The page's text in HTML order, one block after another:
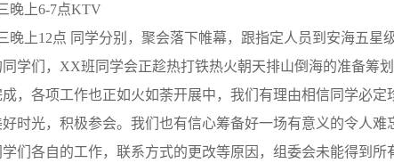
上6-7点KTV
上12点 同学分别，聚会落下帷幕，跟指定人员到安海五星
们，XX班同学会正趁热打铁热火朝天排山倒海的准备筹
，各项工作也正如火如荼开展中，我们有理由相信同学必定
时光，积极参会。我们也有信心筹备好一场有意义的令人难
各自的工作，联系方式的更改等原因，组委会未能得到所